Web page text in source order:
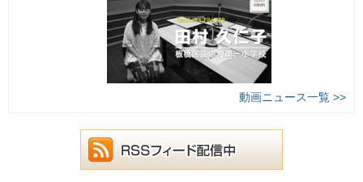
動画ニュース一覧 >>